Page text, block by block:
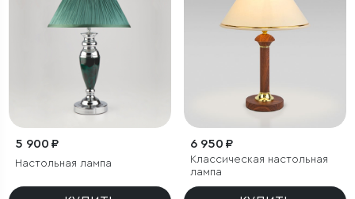
5 900 ₽
Настольная лампа
6 950 ₽
Классическая настольная
лампа